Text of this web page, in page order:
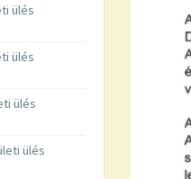
ülés
ülés
ülés
ülés